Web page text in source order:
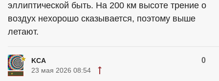
эллиптической быть. На 200 км высоте трение о
воздух нехорошо сказывается, поэтому выше
летают.
KCA 0
23 мая 2026 08:54